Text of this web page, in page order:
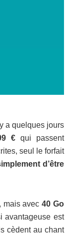
a quelques jours
€ qui passent
seul le forfait
d’être
mais avec40 Go
avantageuse est
cèdent au chant